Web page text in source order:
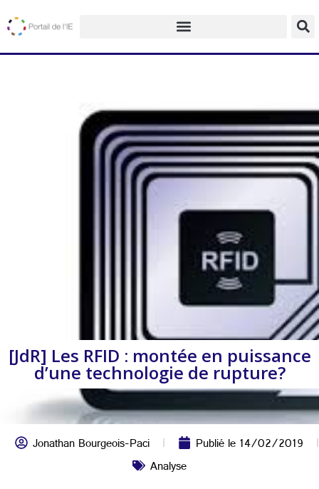
[JdR] Les RFID : montée en puissance
d’une technologie de rupture?
Jonathan Bourgeois-Paci Publié le14/02/2019
Analyse